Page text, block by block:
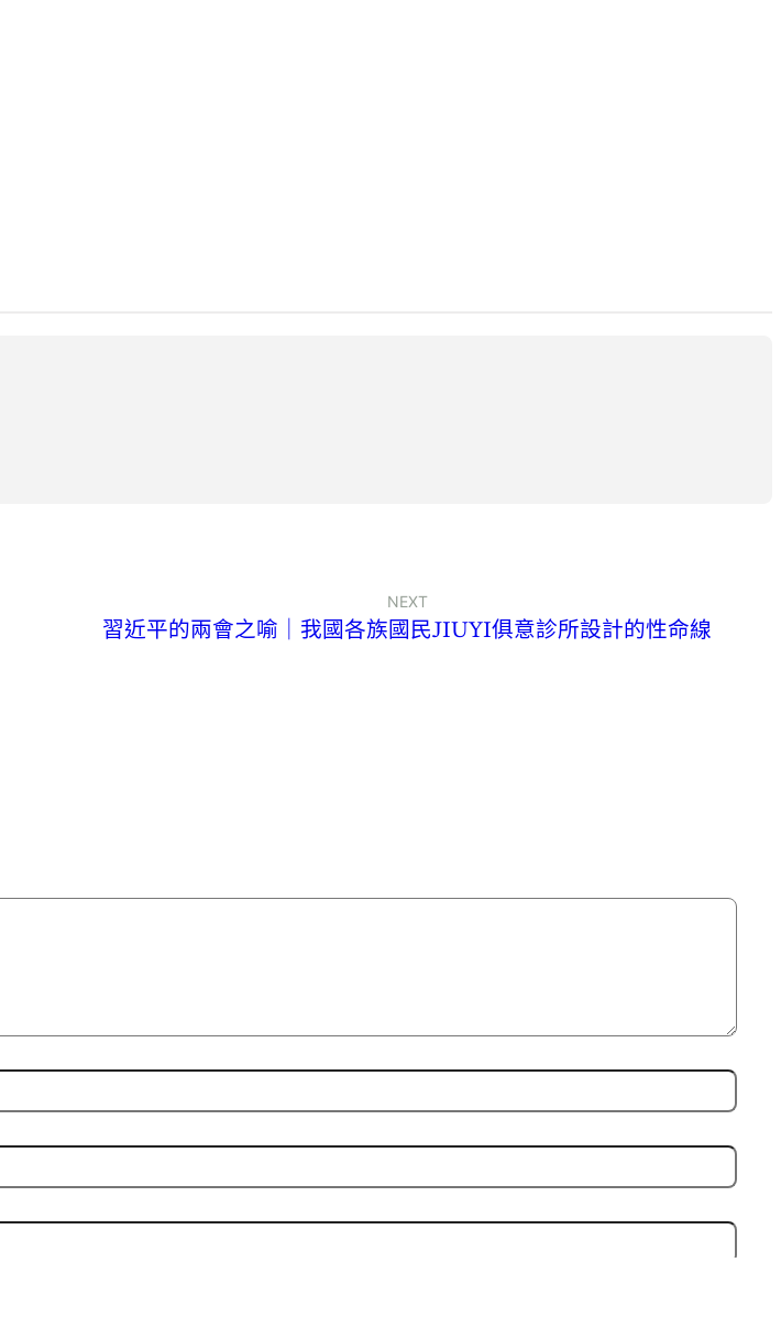
NEXT
習近平的兩會之喻｜我國各族國民JIUYI俱意診所設計的性命線